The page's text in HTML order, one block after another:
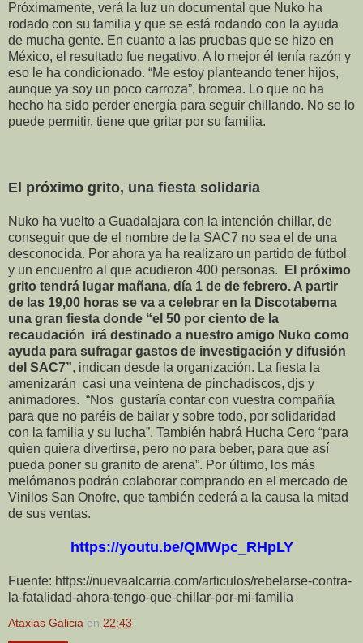
Próximamente, verá la luz un documental que Nuko ha
rodado con su familia y que se está rodando con la ayuda
de mucha gente. En cuanto a las pruebas que se hizo en
México, el resultado fue negativo. A lo mejor él tenía razón y
eso le ha condicionado. “Me estoy planteando tener hijos,
aunque ya soy un poco carroza”, bromea. Lo que no ha
hecho ha sido perder energía para seguir chillando. No se lo
puede permitir, tiene que gritar por su familia.
El próximo grito, una fiesta solidaria
Nuko ha vuelto a Guadalajara con la intención chillar, de
conseguir que de el nombre de la SAC7 no sea el de una
desconocida. Por ahora ya ha realizaro un partido de fútbol
y un encuentro al que acudieron 400 personas.
El próximo
grito tendrá lugar mañana, día 1 de de febrero. A partir
de las 19,00 horas se va a celebrar en la Discotaberna
una gran fiesta donde “el 50 por ciento de la
recaudación irá destinado a nuestro amigo Nuko como
ayuda para sufragar gastos de investigación y difusión
del SAC7”, indican desde la organización. La fiesta la
amenizarán casi una veintena de pinchadiscos, djs y
animadores. “Nos gustaría contar con vuestra compañía
para que no paréis de bailar y sobre todo, por solidaridad
con la familia y su lucha”. También habrá Hucha Cero “para
quien quiera divertirse, pero no para beber, para que así
pueda poner su granito de arena”. Por último, los más
melómanos podrán colaborar comprando en el mercado de
Vinilos San Onofre, que también cederá a la causa la mitad
de sus ventas.
https://youtu.be/QMWpc_RHpLY
Fuente: https://nuevaalcarria.com/articulos/rebelarse-contra-
la-fatalidad-ahora-tengo-que-chillar-por-mi-familia
Ataxias Galicia en 22:43